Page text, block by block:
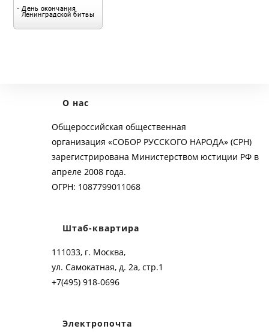
О нас
Общероссийская общественная
организация «СОБОР РУССКОГО НАРОДА» (СРН)
зарегистрирована Министерством юстиции РФ в
апреле 2008 года.
ОГРН: 1087799011068
Штаб-квартира
111033, г. Москва,
ул. Самокатная, д. 2а, стр.1
+7(495) 918-0696
Электропочта